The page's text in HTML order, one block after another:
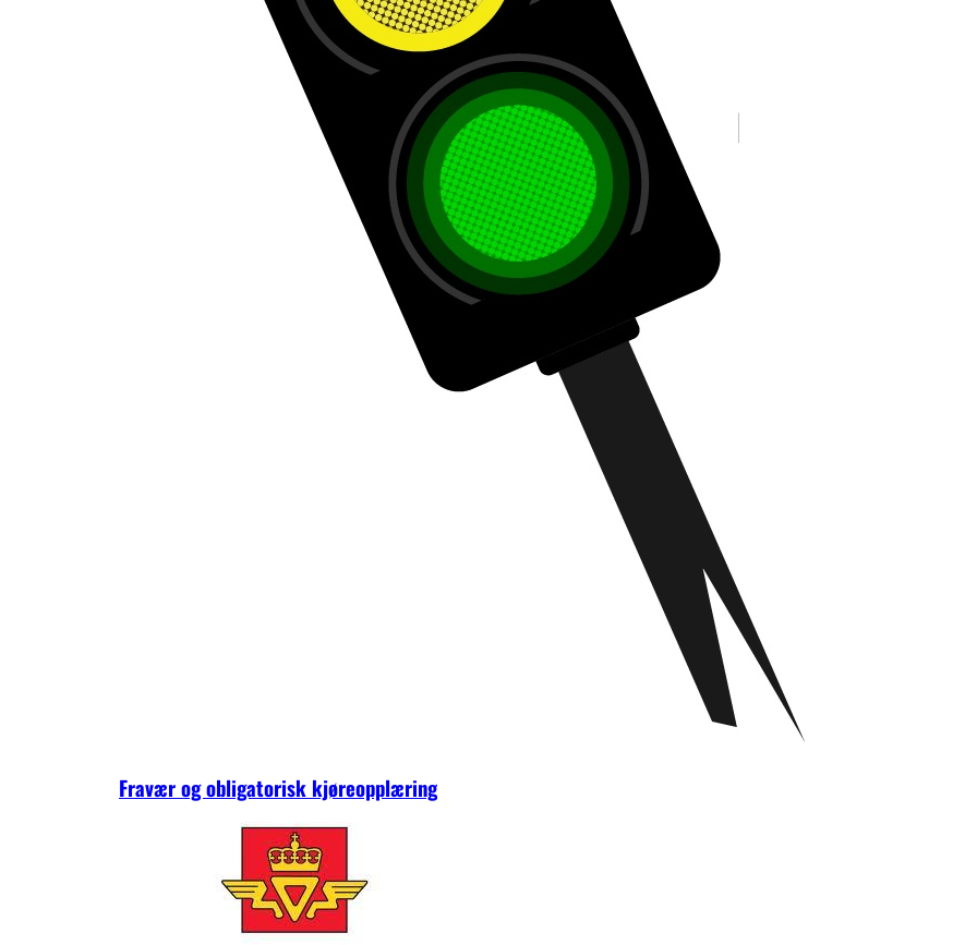
Fravær og obligatorisk kjøreopplæring